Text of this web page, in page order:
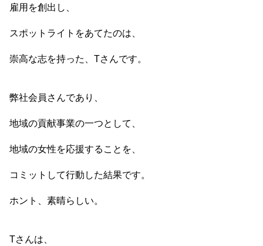
雇用を創出し、
スポットライトをあてたのは、
崇高な志を持った、Tさんです。
弊社会員さんであり、
地域の貢献事業の一つとして、
地域の女性を応援することを、
コミットして行動した結果です。
ホント、素晴らしい。
Tさんは、